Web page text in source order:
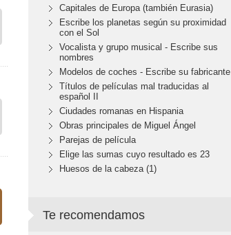
Capitales de Europa (también Eurasia)
Escribe los planetas según su proximidad
con el Sol
Vocalista y grupo musical - Escribe sus
nombres
Modelos de coches - Escribe su fabricante
Títulos de películas mal traducidas al
español II
Ciudades romanas en Hispania
Obras principales de Miguel Ángel
Parejas de película
Elige las sumas cuyo resultado es 23
Huesos de la cabeza (1)
Te recomendamos